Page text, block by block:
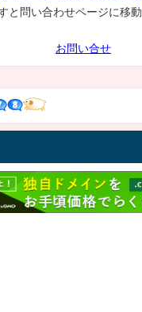
と問い合わせページに移動
お問い合せ